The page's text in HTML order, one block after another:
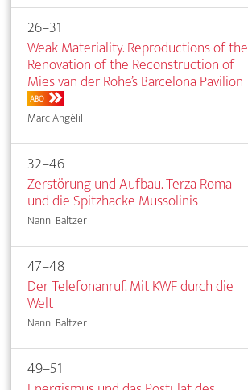
26–31
Weak Materiality. Reproductions of the
Renovation of the Reconstruction of
Mies van der Rohe’s Barcelona Pavilion
ABO
Marc Angélil
32–46
Zerstörung und Aufbau. Terza Roma
und die Spitzhacke Mussolinis
Nanni Baltzer
47–48
Der Telefonanruf. Mit KWF durch die
Welt
Nanni Baltzer
49–51